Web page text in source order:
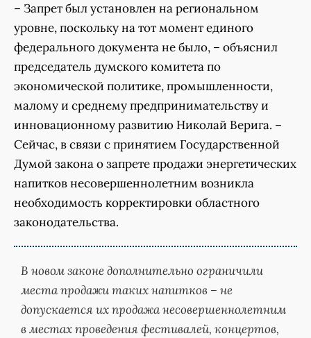
– Запрет был установлен на региональном
уровне, поскольку на тот момент единого
федерального документа не было, – объяснил
председатель думского комитета по
экономической политике, промышленности,
малому и среднему предпринимательству и
инновационному развитию Николай Верига. –
Сейчас, в связи с принятием Государственной
Думой закона о запрете продажи энергетических
напитков несовершеннолетним возникла
необходимость корректировки областного
законодательства.
В новом законе дополнительно ограничили
места продажи таких напитков – не
допускается их продажа несовершеннолетним
в местах проведения фестивалей, концертов,